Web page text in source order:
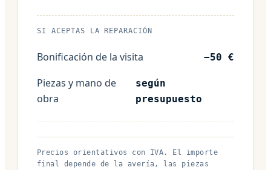
SI ACEPTAS LA REPARACIÓN
Bonificación de la visita −50 €
Piezas y mano de
obra
según
presupuesto
Precios orientativos con IVA. El importe
final depende de la avería, las piezas